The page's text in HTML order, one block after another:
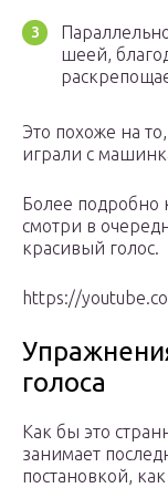
шеей,
Это похоже на
играли с
Более подробно
смотри в
красивый голос.
https://
голоса
Как бы это
занимает
постановкой,